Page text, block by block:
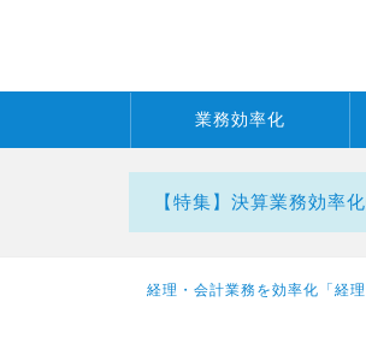
業務効率化
【特集】決算業務効率
経理・会計業務を効率化「経理